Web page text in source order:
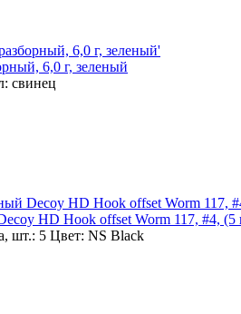
6,0 г, зеленый
свинец
HD Hook offset Worm 117, #4, (5
шт.: 5 Цвет: NS Black